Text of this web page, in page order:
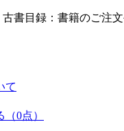
書目録：書籍のご注
て
（0点）